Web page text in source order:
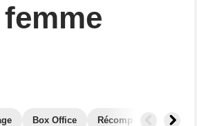
Box Office Récompenses